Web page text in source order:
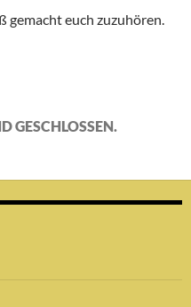
gemacht euch zuzuhören.
GESCHLOSSEN.